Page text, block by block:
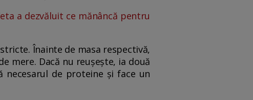
a dezvăluit ce mănâncă pentru
Înainte de masa respectivă,
mere. Dacă nu reușește, ia două
necesarul de proteine și face un